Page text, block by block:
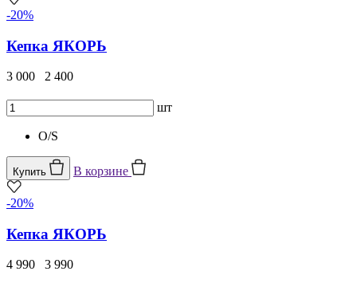
-20%
Кепка ЯКОРЬ
3 000 2 400
шт
O/S
Купить В корзине
-20%
Кепка ЯКОРЬ
4 990 3 990